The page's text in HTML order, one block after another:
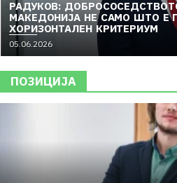
РАДУКОВ:
МАКЕДОНИЈА НЕ САМО ШТО Е
ХОРИЗОНТАЛЕН КРИТЕРИУМ
05.06.2026
ПОЗИЦИЈА